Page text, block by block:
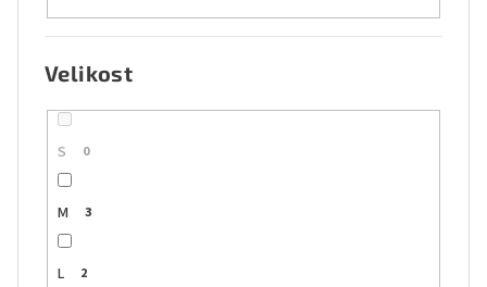
Velikost
S 0
M 3
L 2